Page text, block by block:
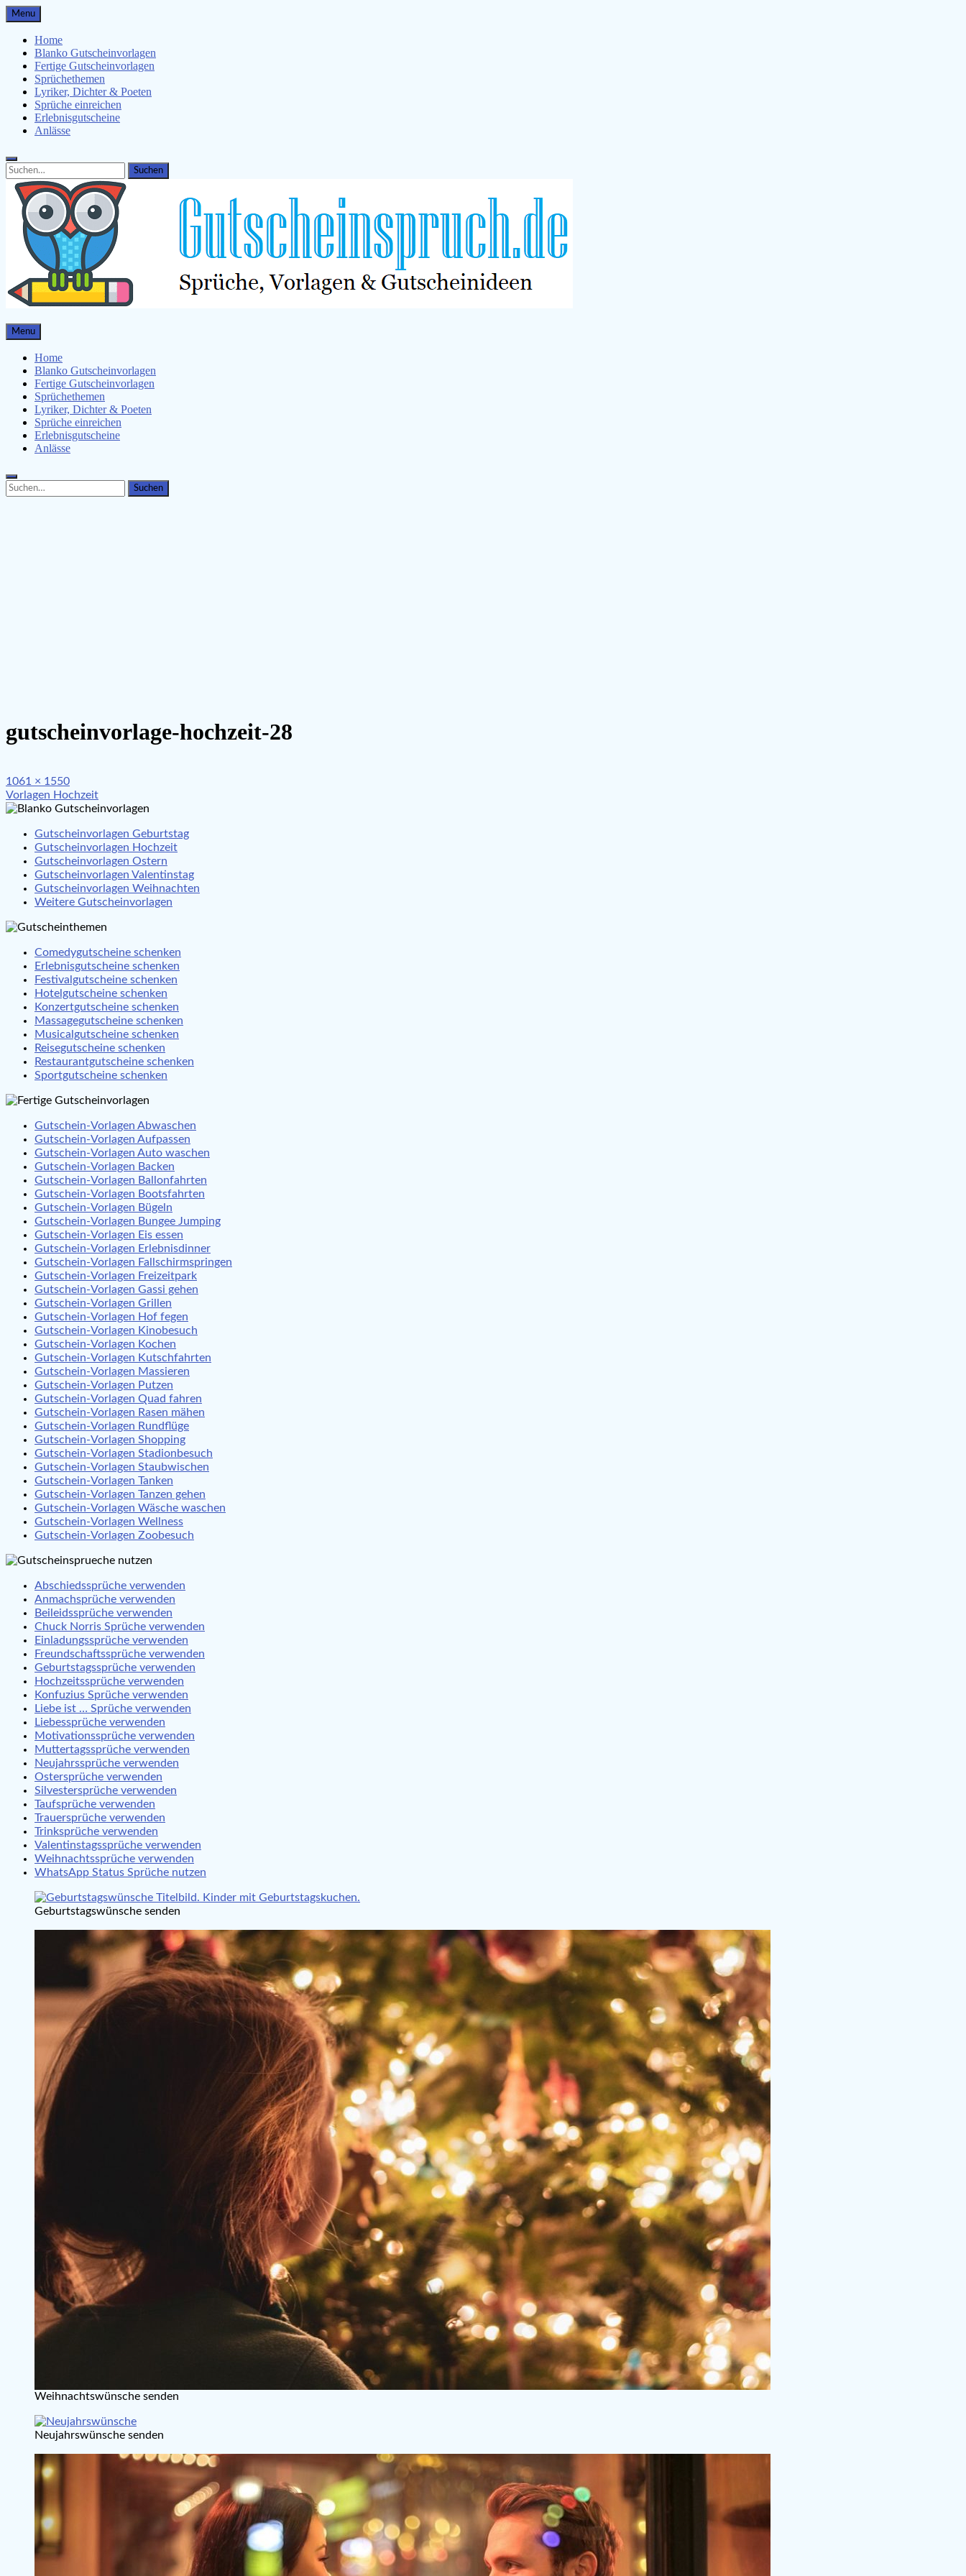
Skip
to
content
Menu
Home
Blanko Gutscheinvorlagen
Fertige Gutscheinvorlagen
Sprüchethemen
Lyriker, Dichter & Poeten
Sprüche einreichen
Erlebnisgutscheine
Anlässe
Search
for:
Search
Gutscheinspruch.de
Gutscheinsprüche & Gutscheinvorlagen finden
Menu
Home
Blanko Gutscheinvorlagen
Fertige Gutscheinvorlagen
Sprüchethemen
Lyriker, Dichter & Poeten
Sprüche einreichen
Erlebnisgutscheine
Anlässe
Search
for:
Search
gutscheinvorlage-hochzeit-28
Full
size
1061 × 1550
Beitragsnavigation
Vorlagen Hochzeit
Gutscheinvorlagen Geburtstag
Gutscheinvorlagen Hochzeit
Gutscheinvorlagen Ostern
Gutscheinvorlagen Valentinstag
Gutscheinvorlagen Weihnachten
Weitere Gutscheinvorlagen
Comedygutscheine schenken
Erlebnisgutscheine schenken
Festivalgutscheine schenken
Hotelgutscheine schenken
Konzertgutscheine schenken
Massagegutscheine schenken
Musicalgutscheine schenken
Reisegutscheine schenken
Restaurantgutscheine schenken
Sportgutscheine schenken
Gutschein-Vorlagen Abwaschen
Gutschein-Vorlagen Aufpassen
Gutschein-Vorlagen Auto waschen
Gutschein-Vorlagen Backen
Gutschein-Vorlagen Ballonfahrten
Gutschein-Vorlagen Bootsfahrten
Gutschein-Vorlagen Bügeln
Gutschein-Vorlagen Bungee Jumping
Gutschein-Vorlagen Eis essen
Gutschein-Vorlagen Erlebnisdinner
Gutschein-Vorlagen Fallschirmspringen
Gutschein-Vorlagen Freizeitpark
Gutschein-Vorlagen Gassi gehen
Gutschein-Vorlagen Grillen
Gutschein-Vorlagen Hof fegen
Gutschein-Vorlagen Kinobesuch
Gutschein-Vorlagen Kochen
Gutschein-Vorlagen Kutschfahrten
Gutschein-Vorlagen Massieren
Gutschein-Vorlagen Putzen
Gutschein-Vorlagen Quad fahren
Gutschein-Vorlagen Rasen mähen
Gutschein-Vorlagen Rundflüge
Gutschein-Vorlagen Shopping
Gutschein-Vorlagen Stadionbesuch
Gutschein-Vorlagen Staubwischen
Gutschein-Vorlagen Tanken
Gutschein-Vorlagen Tanzen gehen
Gutschein-Vorlagen Wäsche waschen
Gutschein-Vorlagen Wellness
Gutschein-Vorlagen Zoobesuch
Abschiedssprüche verwenden
Anmachsprüche verwenden
Beileidssprüche verwenden
Chuck Norris Sprüche verwenden
Einladungssprüche verwenden
Freundschaftssprüche verwenden
Geburtstagssprüche verwenden
Hochzeitssprüche verwenden
Konfuzius Sprüche verwenden
Liebe ist … Sprüche verwenden
Liebessprüche verwenden
Motivationssprüche verwenden
Muttertagssprüche verwenden
Neujahrssprüche verwenden
Ostersprüche verwenden
Silvestersprüche verwenden
Taufsprüche verwenden
Trauersprüche verwenden
Trinksprüche verwenden
Valentinstagssprüche verwenden
Weihnachtssprüche verwenden
WhatsApp Status Sprüche nutzen
Geburtstagswünsche senden
Weihnachtswünsche senden
Neujahrswünsche senden